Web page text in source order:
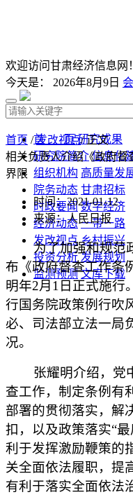
欢迎访问甘肃经济信息网！
今天是： 2026年8月9日
首 页 研究成果
研究院简介 信息化
组织机构 高质量发
院务动态 甘肃招标
时政要闻 数字经济
经济动态 一带一路
发改视点 乡村振兴
投资分析 发展规划
监测预测 文库下载
首页 /发改视点/ 正文
相关负责人介绍《政府督
界限
时间：2021-01-12
来源：人民日报
为了加强和规范政
布《政府督查工作条
明年2月1日正式施行
行国务院政策例行吹
必、司法部立法一局
况。
张耀明介绍，党中
查工作，制定条例有
部署的贯彻落实，解
扣，以及政策落实“
利于发挥激励鞭策的
关全面依法履职，提
有利于落实全面依法